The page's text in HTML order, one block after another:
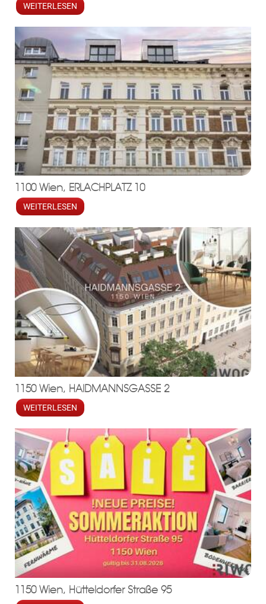
ebo agr tter eres ed ats
WEITERLESEN
1100 Wien, ERLACHPLATZ 10
WEITERLESEN
1150 Wien, HAIDMANNSGASSE 2
WEITERLESEN
1150 Wien, Hütteldorfer Straße 95